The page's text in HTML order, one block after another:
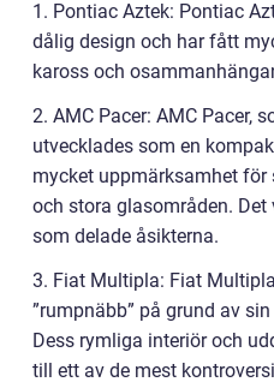
1. Pontiac Aztek: Pontiac
dålig design och har fått
kaross och
2. AMC Pacer: AMC Pacer,
utvecklades som en
mycket uppmärksamhet för
och stora glasområden.
som delade åsikterna.
3. Fiat Multipla: Fiat
”rumpnäbb” på grund av
Dess rymliga interiör och
till ett av de mest